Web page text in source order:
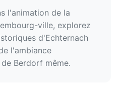
l'animation de la
ville, explorez
d'Echternach
l'ambiance
Berdorf même.